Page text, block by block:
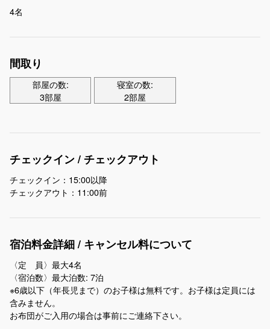
4名
間取り
部屋の数:
3部屋
寝室の数:
2部屋
チェックイン / チェックアウト
チェックイン：15:00以降
チェックアウト：11:00前
宿泊料金詳細 / キャンセル料について
〈定 員〉​最大4名
〈宿泊数〉最大泊数: 7泊
※6歳以下（年長児まで）のお子様は無料です。お子様は定員には
含みません。
お布団がご入用の場合は事前にご連絡下さい。